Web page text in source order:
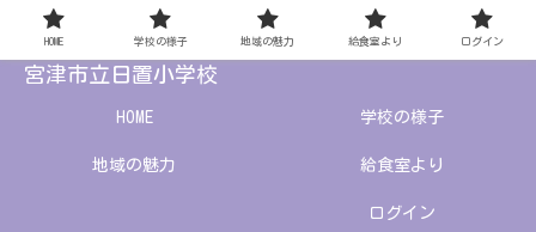
宮津市立日置小学校
HOME 学校の様子
地域の魅力 給食室より
ログイン
HOME 学校の様子 地域の魅力 給食室より ログイン